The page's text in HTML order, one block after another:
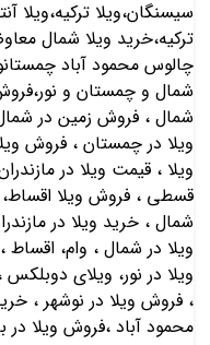
سیسنگان،ویلا ترکیه،ویلا
ترکیه،خرید ویلا شمال
چالوس محمود آباد
شمال و چمستان و
شمال ، فروش زمین در
ویلا در چمستان ، فروش
ویلا ، قیمت ویلا در
قسطی ، فروش ویلا اقساط،
شمال ، خرید ویلا در
ویلا در شمال ، وام، اقساط
ویلا در نور، ویلای
، فروش ویلا در نوشهر ،
محمود آباد ،فروش ویلا در